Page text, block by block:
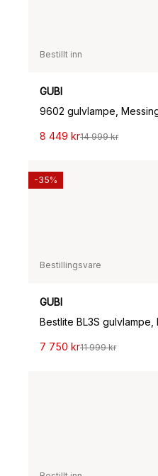
Bestillt inn
GUBI
9602 gulvlampe,
8 449 kr14 999 kr
Bestillingsvare
GUBI
Bestlite BL3S gulvlampe,
7 750 kr11 999 kr
-35%